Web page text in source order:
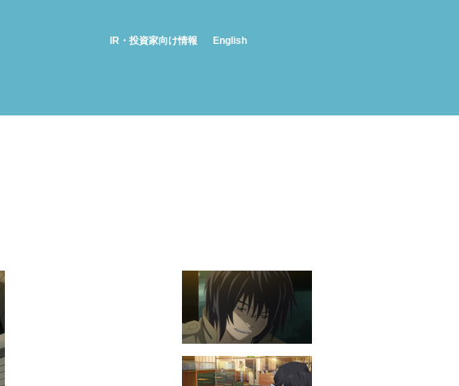
IR・投資家向け情報 English